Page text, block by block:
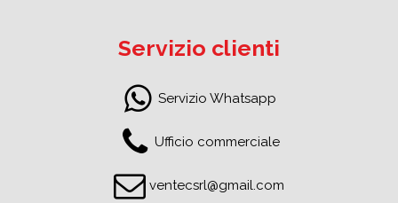
Servizio clienti
Servizio Whatsapp
Ufficio commerciale
ventecsrl@gmail.com